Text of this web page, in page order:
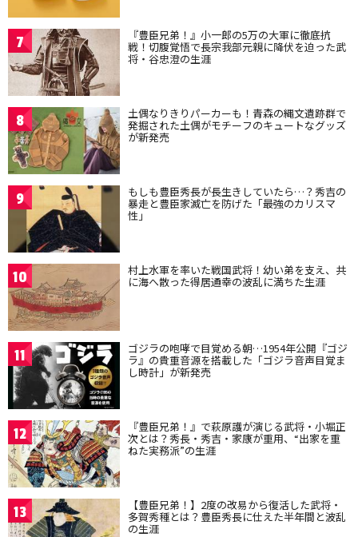
7 『豊臣兄弟！』小一郎の5万の大軍に徹底抗
戦！切腹覚悟で長宗我部元親に降伏を迫った武
将・谷忠澄の生涯
8 土偶なりきりパーカーも！青森の縄文遺跡群で
発掘された土偶がモチーフのキュートなグッズ
が新発売
9 もしも豊臣秀長が長生きしていたら…？秀吉の
暴走と豊臣家滅亡を防げた「最強のカリスマ
性」
10 村上水軍を率いた戦国武将！幼い弟を支え、共
に海へ散った得居通幸の波乱に満ちた生涯
11 ゴジラの咆哮で目覚める朝…1954年公開『ゴジ
ラ』の貴重音源を搭載した「ゴジラ音声目覚ま
し時計」が新発売
12 『豊臣兄弟！』で萩原護が演じる武将・小堀正
次とは？秀長・秀吉・家康が重用、“出家を重
ねた実務派”の生涯
13 【豊臣兄弟！】2度の改易から復活した武将・
多賀秀種とは？豊臣秀長に仕えた半年間と波乱
の生涯